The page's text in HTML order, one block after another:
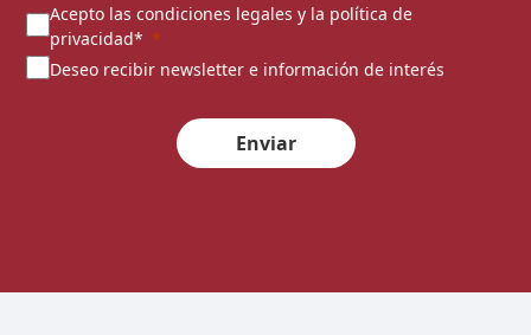
Acepto las condiciones legales y la política de
privacidad*
Deseo recibir newsletter e información de interés
Enviar